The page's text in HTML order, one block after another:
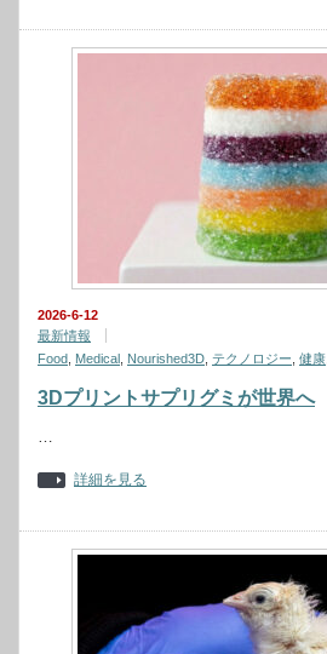
2026-6-12
最新情報
Food Medical Nourished3D テクノロジー 健康
3Dプリントサプリグミが世界へ
…
詳細を見る